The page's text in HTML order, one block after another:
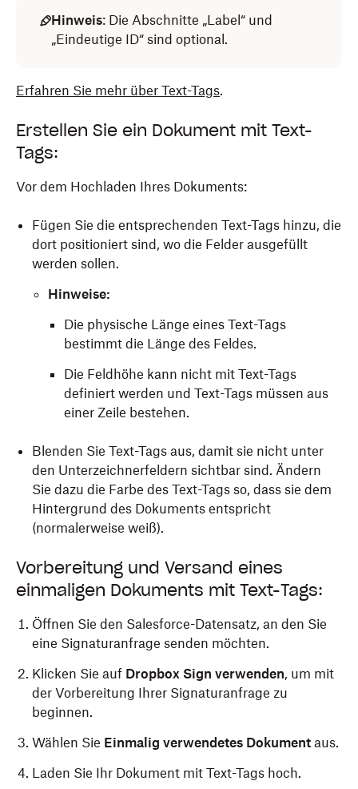
Hinweis: Die Abschnitte „Label“ und
„Eindeutige ID“ sind optional.
Erfahren Sie mehr über Text-Tags.
Erstellen Sie ein Dokument mit Text-
Tags:
Vor dem Hochladen Ihres Dokuments:
Fügen Sie die entsprechenden Text-Tags hinzu, die
dort positioniert sind, wo die Felder ausgefüllt
werden sollen.
Hinweise:
Die physische Länge eines Text-Tags
bestimmt die Länge des Feldes.
Die Feldhöhe kann nicht mit Text-Tags
definiert werden und Text-Tags müssen aus
einer Zeile bestehen.
Blenden Sie Text-Tags aus, damit sie nicht unter
den Unterzeichnerfeldern sichtbar sind. Ändern
Sie dazu die Farbe des Text-Tags so, dass sie dem
Hintergrund des Dokuments entspricht
(normalerweise weiß).
Vorbereitung und Versand eines
einmaligen Dokuments mit Text-Tags:
Öffnen Sie den Salesforce-Datensatz, an den Sie
eine Signaturanfrage senden möchten.
Klicken Sie auf Dropbox Sign verwenden, um mit
der Vorbereitung Ihrer Signaturanfrage zu
beginnen.
Wählen Sie Einmalig verwendetes Dokument aus.
Laden Sie Ihr Dokument mit Text-Tags hoch.